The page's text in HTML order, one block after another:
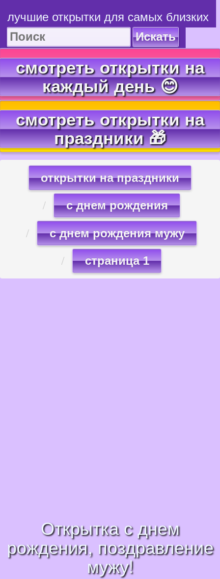
лучшие открытки для самых близких
Искать
смотреть открытки на
каждый день 😊
смотреть открытки на
праздники 🎁
открытки на праздники
с днем рождения
с днем рождения мужу
страница 1
Открытка с днем
рождения, поздравление
мужу!